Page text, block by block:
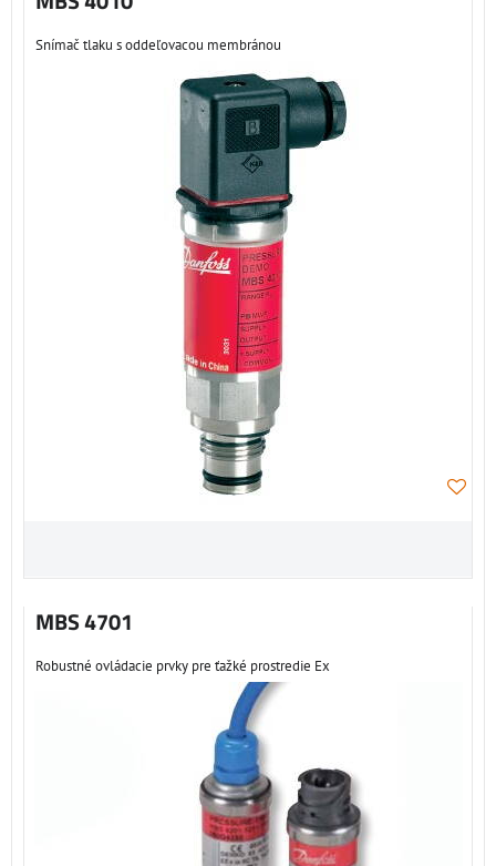
Snímač tlaku s oddeľovacou membránou
MBS 4701
Robustné ovládacie prvky pre ťažké prostredie Ex